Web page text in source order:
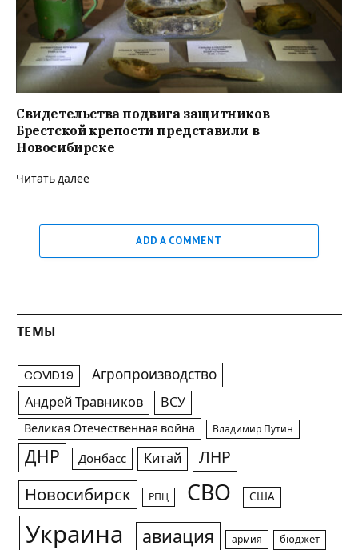
Свидетельства подвига защитников
Брестской крепости представили в
Новосибирске
Читать далее
ADD A COMMENT
ТЕМЫ
COVID19 Агропроизводство
Андрей Травников ВСУ
Великая Отечественная война Владимир Путин
ДНР Донбасс Китай ЛНР
Новосибирск РПЦ СВО США
Украина авиация армия бюджет